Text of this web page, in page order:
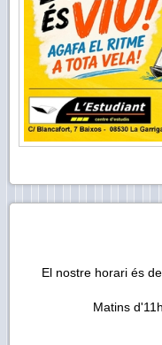
El nostre horari és
Matins